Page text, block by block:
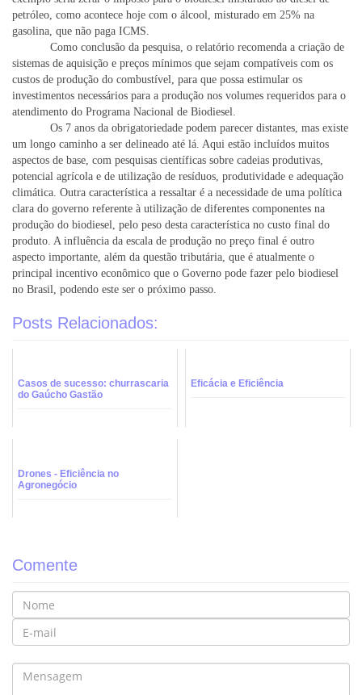
petróleo, como acontece hoje com o álcool, misturado em 25% na
gasolina, que não paga ICMS.
Como conclusão da pesquisa, o relatório recomenda a criação de
sistemas de aquisição e preços mínimos que sejam compatíveis com os
custos de produção do combustível, para que possa estimular os
investimentos necessários para a produção nos volumes requeridos para o
atendimento do Programa Nacional de Biodiesel.
Os 7 anos da obrigatoriedade podem parecer distantes, mas existe
um longo caminho a ser delineado até lá. Aqui estão incluídos muitos
aspectos de base, com pesquisas científicas sobre cadeias produtivas,
potencial agrícola e de utilização de resíduos, produtividade e adequação
climática. Outra característica a ressaltar é a necessidade de uma política
clara do governo referente à utilização de diferentes componentes na
produção do biodiesel, pelo peso desta característica no custo final do
produto. A influência da escala de produção no preço final é outro
aspecto importante, além da questão tributária, que é atualmente o
principal incentivo econômico que o Governo pode fazer pelo biodiesel
no Brasil, podendo este ser o próximo passo.
Posts Relacionados:
Casos de sucesso: churrascaria
do Gaúcho Gastão
Eficácia e Eficiência
Drones - Eficiência no
Agronegócio
Comente